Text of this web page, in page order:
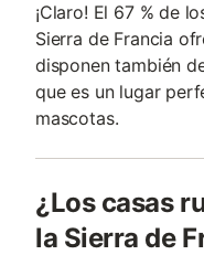
¡Claro! El 67 % de
Sierra de Francia
disponen también
que es un lugar
mascotas.
¿Los casas
la Sierra de